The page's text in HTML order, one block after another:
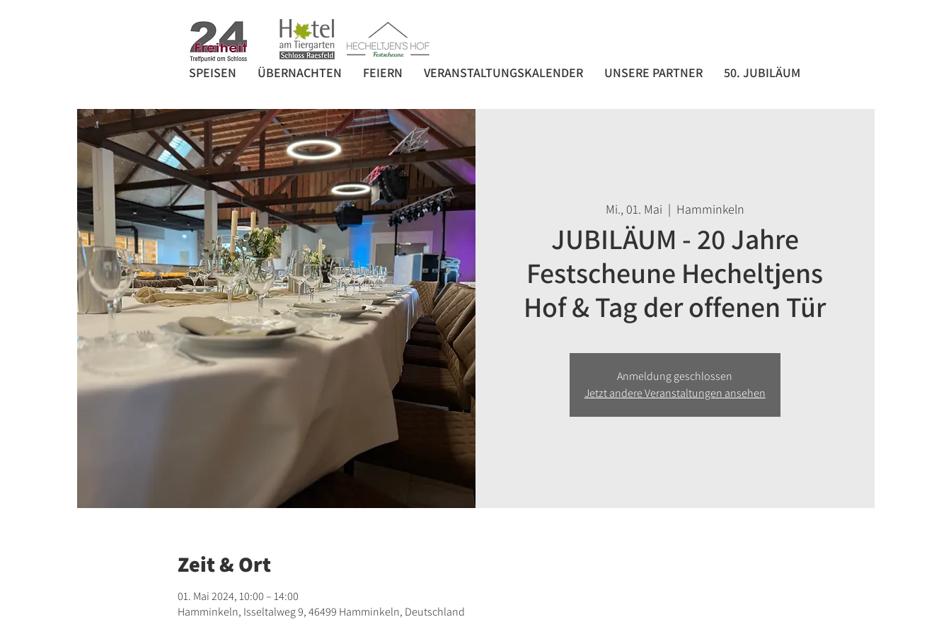
SPEISEN ÜBERNACHTEN FEIERN VERANSTALTUNGSKALENDER UNSERE PARTNER 50. JUBILÄUM
Mi., 01. Mai
  |
Hamminkeln
JUBILÄUM - 20 Jahre
Festscheune Hecheltjens
Hof & Tag der offenen Tür
Anmeldung geschlossen
Jetzt andere Veranstaltungen ansehen
Zeit & Ort
01. Mai 2024, 10:00 – 14:00
Hamminkeln, Isseltalweg 9, 46499 Hamminkeln, Deutschland